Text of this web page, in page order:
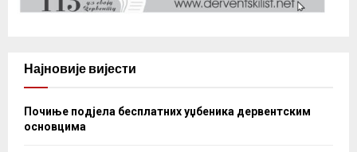
Најновије вијести
Почиње подјела бесплатних уџбеника дервентским
основцима